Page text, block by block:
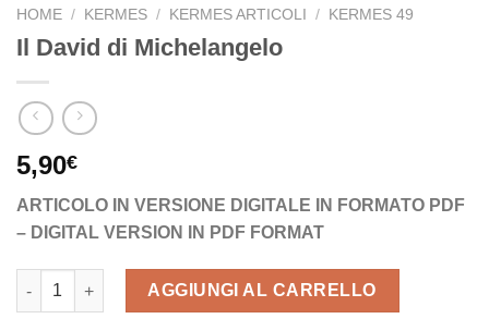
HOME / KERMES / KERMES ARTICOLI / KERMES 49
Il David di Michelangelo
5,90€
ARTICOLO IN VERSIONE DIGITALE IN FORMATO PDF
– DIGITAL VERSION IN PDF FORMAT
Il David di Michelangelo quantità
AGGIUNGI AL CARRELLO